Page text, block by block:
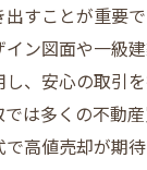
すことが重要
ン図面や一級
、安心の取引
は多くの不動
高値売却が期待